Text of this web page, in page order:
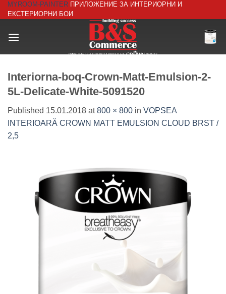
Skip
to
MYROOM-PAINTER ПРИЛОЖЕНИЕ ЗА ИНТЕРИОРНИ И
ЕКСТЕРИОРНИ БОИ
Interiorna-boq-Crown-Matt-Emulsion-2-
5L-Delicate-White-5091520
Published 15.01.2018 at800 × 800 in VOPSEA
INTERIOARĂ CROWN MATT EMULSION CLOUD BRST /
2,5